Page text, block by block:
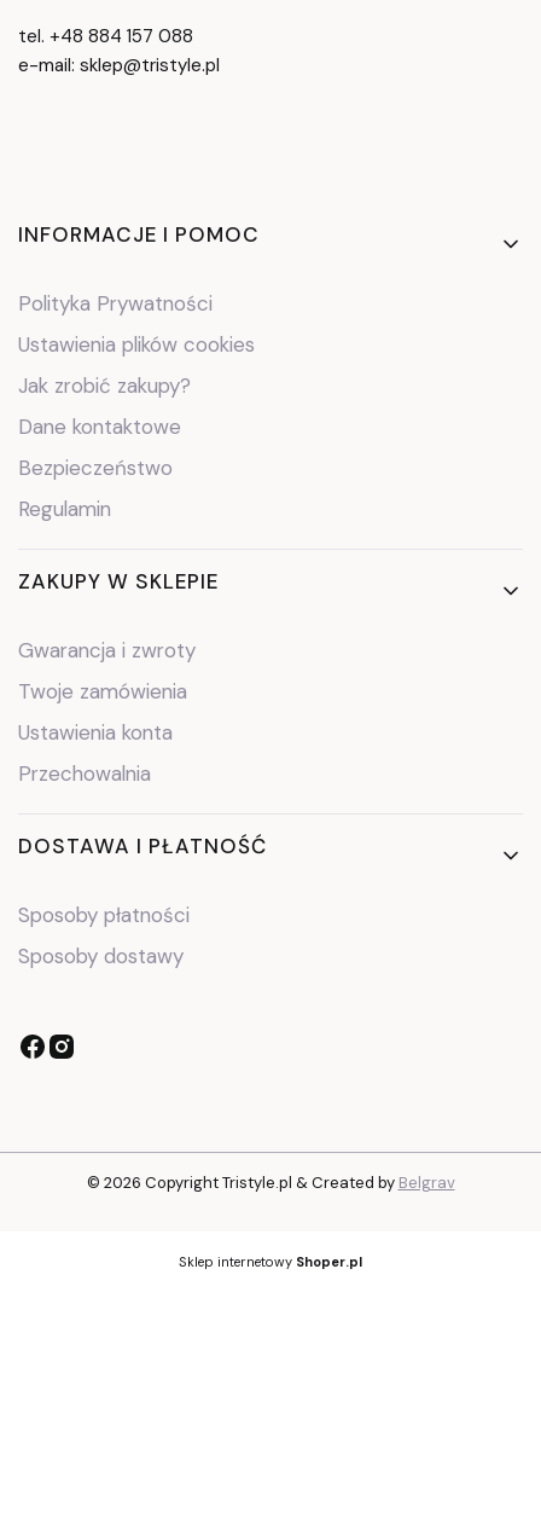
tel. +48 884 157 088
e-mail: sklep@tristyle.pl
Linki w stopce
INFORMACJE I POMOC
Polityka Prywatności
Ustawienia plików cookies
Jak zrobić zakupy?
Dane kontaktowe
Bezpieczeństwo
Regulamin
ZAKUPY W SKLEPIE
Gwarancja i zwroty
Twoje zamówienia
Ustawienia konta
Przechowalnia
DOSTAWA I PŁATNOŚĆ
Sposoby płatności
Sposoby dostawy
© 2026 Copyright Tristyle.pl & Created by Belgrav
Sklep internetowy Shoper.pl